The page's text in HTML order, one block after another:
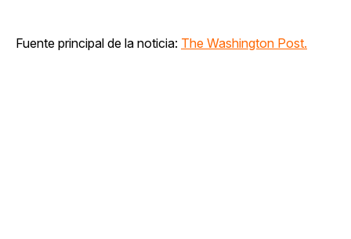
Fuente principal de la noticia: The Washington Post.